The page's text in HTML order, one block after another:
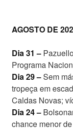
AGOSTO DE
Dia 31 –
Programa
Dia 29 –Sem
tropeça em
Caldas Novas;
Dia 24 –
chance menor